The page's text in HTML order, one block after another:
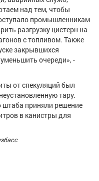
Погода
над тем, чтобы
промышленникам
разгрузку цистерн на
с топливом. Также
закрывшихся
очереди», -
от спекуляций был
тару.
штаба приняли решение
в канистры для